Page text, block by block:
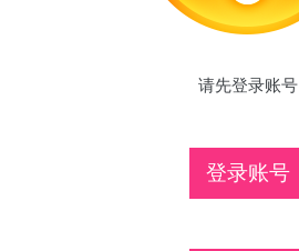
请先登录账号
登录账号